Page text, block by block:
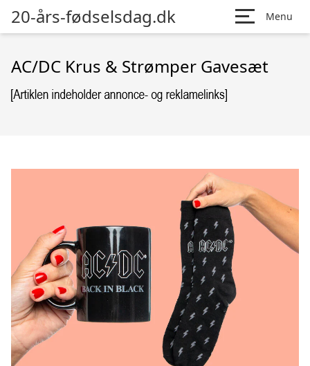
20-års-fødselsdag.dk Menu
AC/DC Krus & Strømper Gavesæt